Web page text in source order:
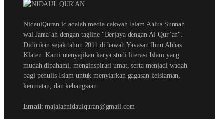
NidaulQuran.id adalah media dakwah Islam Ahlus Sunnah
wal Jama’ah dengan tagline "Berjaya dengan Al-Qur’an".
Didirikan sejak tahun 2011 di bawah Yayasan Ibnu Abbas
Klaten. Kami menyajikan karya studi literasi Islam yang
mudah dipahami, menginspirasi umat, serta menjadi wadah
bagi penulis Islam untuk menyiarkan gagasan keislaman,
keumatan, dan kebangsaan.
Email: majalahnidaulquran@gmail.com